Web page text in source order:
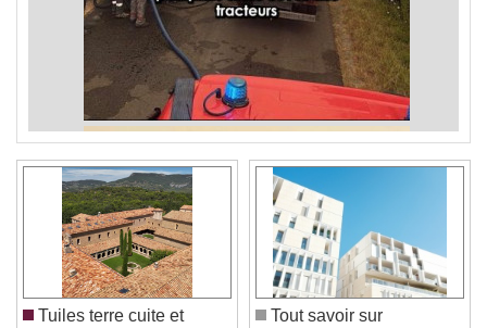
Tuiles terre cuite et Tout savoir sur